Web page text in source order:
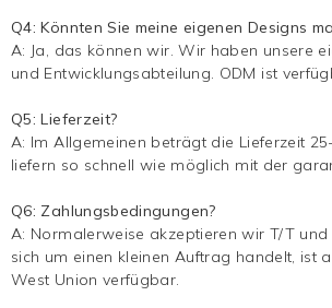
Q4: Könnten Sie meine eigenen Designs
A: Ja, das können wir. Wir haben unsere
und Entwicklungsabteilung. ODM ist
Q5: Lieferzeit?
A: Im Allgemeinen beträgt die Lieferzeit
liefern so schnell wie möglich mit der
Q6: Zahlungsbedingungen?
A: Normalerweise akzeptieren wir T/T und
sich um einen kleinen Auftrag handelt, ist
West Union verfügbar.